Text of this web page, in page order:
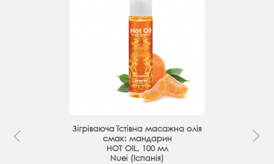
Зігріваюча їстівна масажна олія
смак: мандарин
HOT OIL, 100 мл
Nuei (Іспанія)